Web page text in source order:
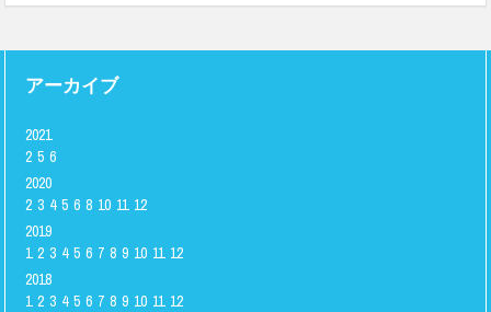
アーカイブ
2021
2 5 6
2020
2 3 4 5 6 8 10 11 12
2019
1 2 3 4 5 6 7 8 9 10 11 12
2018
1 2 3 4 5 6 7 8 9 10 11 12